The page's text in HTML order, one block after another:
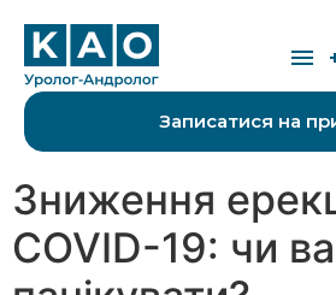
Записатися на
Зниження
COVID-19: чи